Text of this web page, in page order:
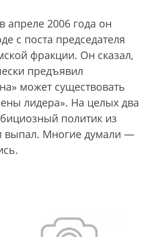
апреле 2006 года он
с поста председателя
фракции. Он сказал,
предъявил
может существовать
лидера». На целых два
политик из
выпал. Многие думали —